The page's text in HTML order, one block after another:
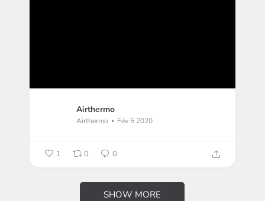
Airthermo
Airthermo Fév 5 2020
1 0 0
SHOW MORE